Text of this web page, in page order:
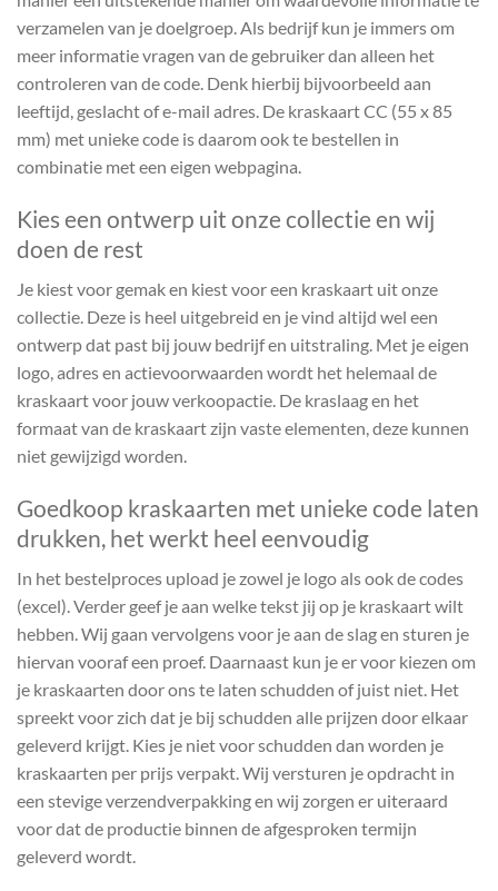
verzamelen van je doelgroep. Als bedrijf kun je immers om
meer informatie vragen van de gebruiker dan alleen het
controleren van de code. Denk hierbij bijvoorbeeld aan
leeftijd, geslacht of e-mail adres. De kraskaart CC (55 x 85
mm) met unieke code is daarom ook te bestellen in
combinatie met een eigen webpagina.
Kies een ontwerp uit onze collectie en wij
doen de rest
Je kiest voor gemak en kiest voor een kraskaart uit onze
collectie. Deze is heel uitgebreid en je vind altijd wel een
ontwerp dat past bij jouw bedrijf en uitstraling. Met je eigen
logo, adres en actievoorwaarden wordt het helemaal de
kraskaart voor jouw verkoopactie. De kraslaag en het
formaat van de kraskaart zijn vaste elementen, deze kunnen
niet gewijzigd worden.
Goedkoop kraskaarten met unieke code laten
drukken, het werkt heel eenvoudig
In het bestelproces upload je zowel je logo als ook de codes
(excel). Verder geef je aan welke tekst jij op je kraskaart wilt
hebben. Wij gaan vervolgens voor je aan de slag en sturen je
hiervan vooraf een proef. Daarnaast kun je er voor kiezen om
je kraskaarten door ons te laten schudden of juist niet. Het
spreekt voor zich dat je bij schudden alle prijzen door elkaar
geleverd krijgt. Kies je niet voor schudden dan worden je
kraskaarten per prijs verpakt. Wij versturen je opdracht in
een stevige verzendverpakking en wij zorgen er uiteraard
voor dat de productie binnen de afgesproken termijn
geleverd wordt.